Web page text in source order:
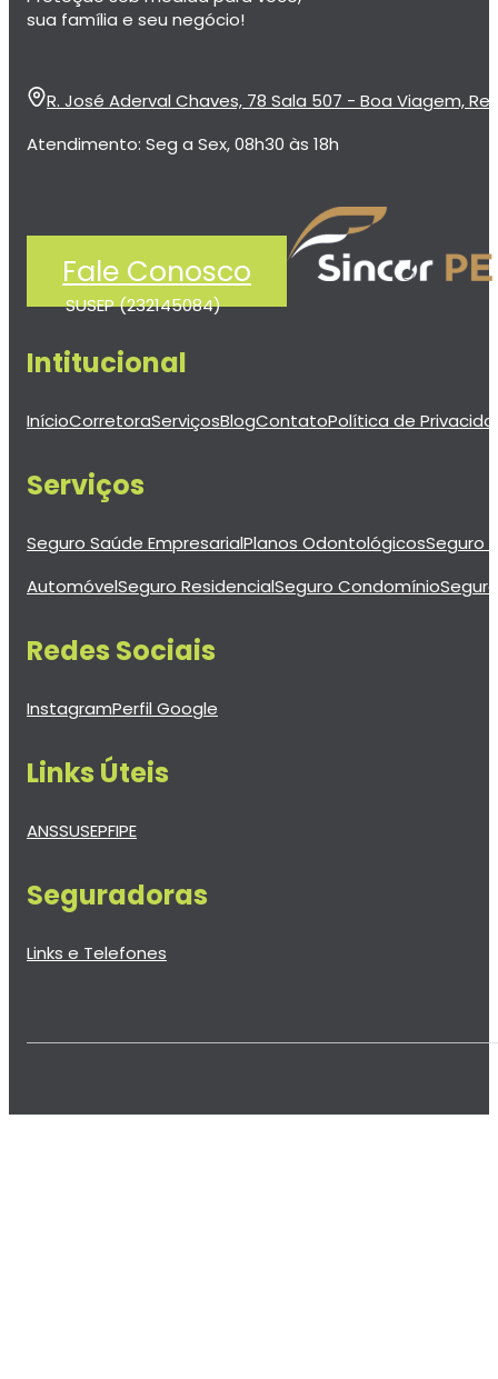
sua família e seu negócio!
R. José Aderval Chaves, 78 Sala 507 - Boa Viagem,
Atendimento: Seg a Sex, 08h30 às 18h
Fale Conosco
SUSEP (232145084)
Intitucional
InícioCorretoraServiçosBlogContatoPolítica de
Serviços
Seguro Saúde EmpresarialPlanos OdontológicosSeguro
AutomóvelSeguro ResidencialSeguro Condomínio
Redes Sociais
InstagramPerfil Google
Links Úteis
ANSSUSEPFIPE
Seguradoras
Links e Telefones